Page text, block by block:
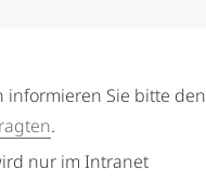
informieren Sie bitte den
.
nur im Intranet